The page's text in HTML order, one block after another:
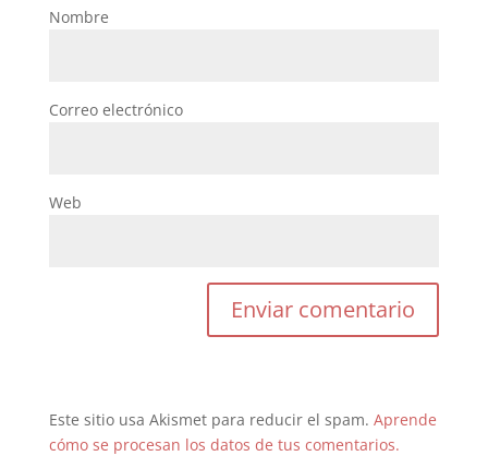
Nombre
Correo electrónico
Web
Este sitio usa Akismet para reducir el spam. Aprende
cómo se procesan los datos de tus comentarios.